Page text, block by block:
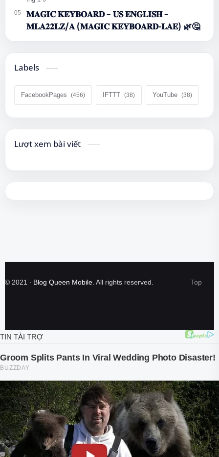
𝐌𝐀𝐆𝐈𝐂 𝐊𝐄𝐘𝐁𝐎𝐀𝐑𝐃 – 𝐔𝐒 𝐄𝐍𝐆𝐋𝐈𝐒𝐇 –
𝐌𝐋𝐀𝟐𝟐𝐋𝐙/𝐀 (𝐌𝐀𝐆𝐈𝐂 𝐊𝐄𝐘𝐁𝐎𝐀𝐑𝐃-𝐋𝐀𝐄) 🌿🤔
Labels
FacebookPages IFTTT YouTube
Lượt xem bài viết
© 2021 ‧ Blog Queen Mobile. All rights reserved.